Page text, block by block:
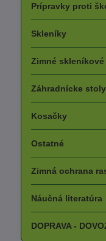
Prípravky proti
Skleníky
Zimné
Záhradnícke
Kosačky
Ostatné
Zimná ochrana
Náučná literatúra
DOPRAVA -